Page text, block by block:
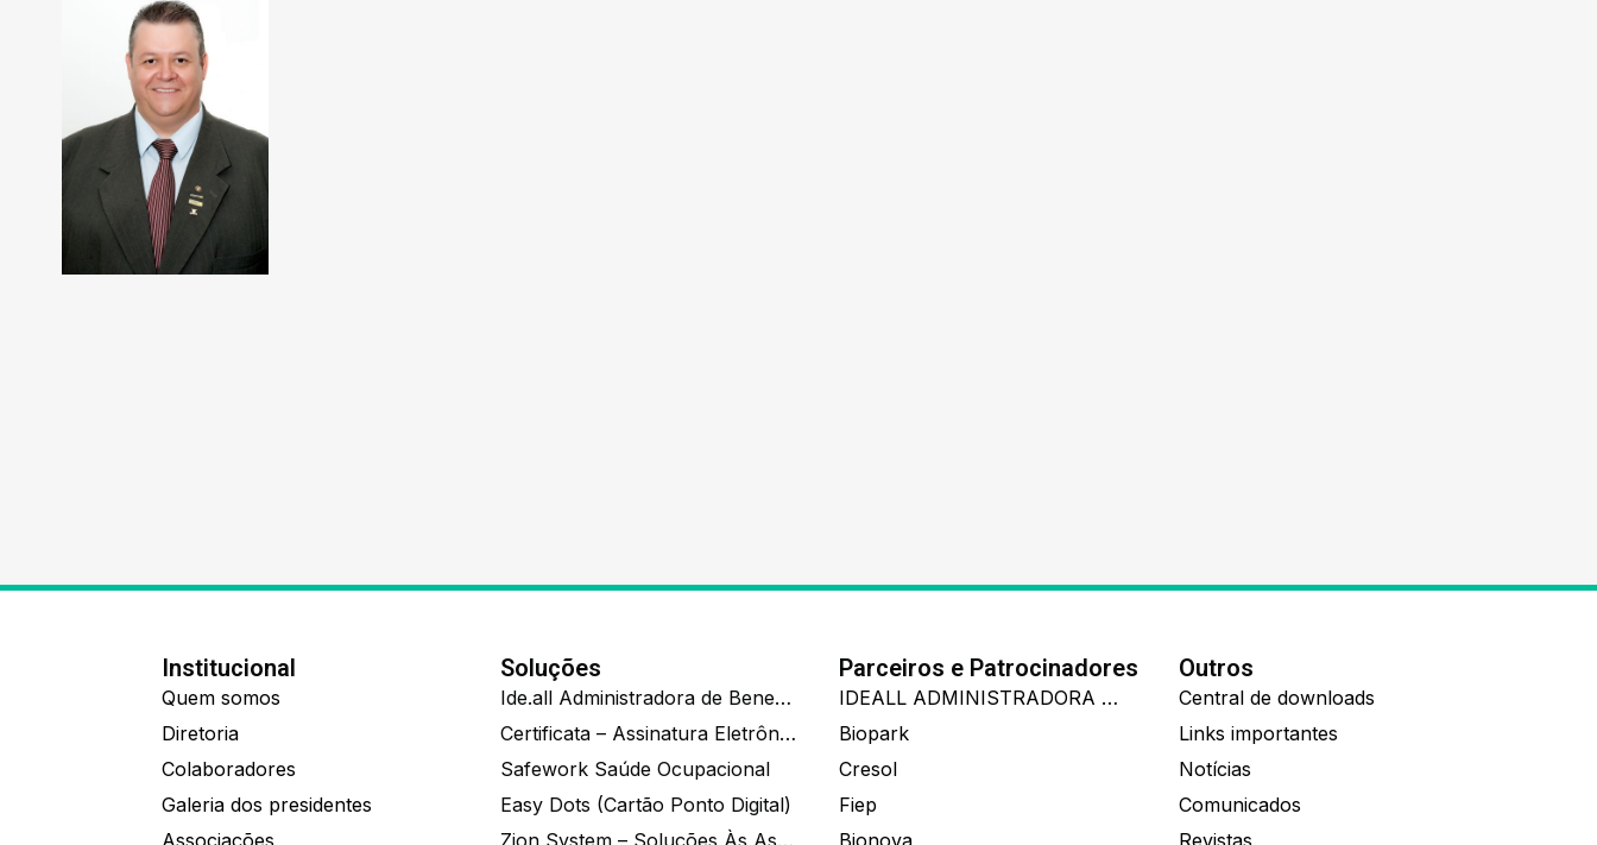
Institucional
Quem somos
Diretoria
Colaboradores
Galeria dos presidentes
Associações
Soluções
Ide.all Administradora de Benefícios
Certificata – Assinatura Eletrônica De Documentos
Safework Saúde Ocupacional
Easy Dots (Cartão Ponto Digital)
Zion System – Soluções Às Associações E Empresas
Parceiros e Patrocinadores
IDEALL ADMINISTRADORA DE BENEFÍCIOS
Biopark
Cresol
Fiep
Bionova
Outros
Central de downloads
Links importantes
Notícias
Comunicados
Revistas